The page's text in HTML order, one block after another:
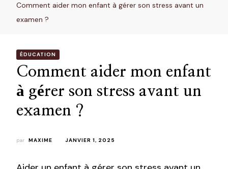
Comment aider mon enfant à gérer son stress avant un
examen ?
ÉDUCATION
Comment aider mon enfant
à gérer son stress avant un
examen ?
par MAXIME JANVIER 1, 2025